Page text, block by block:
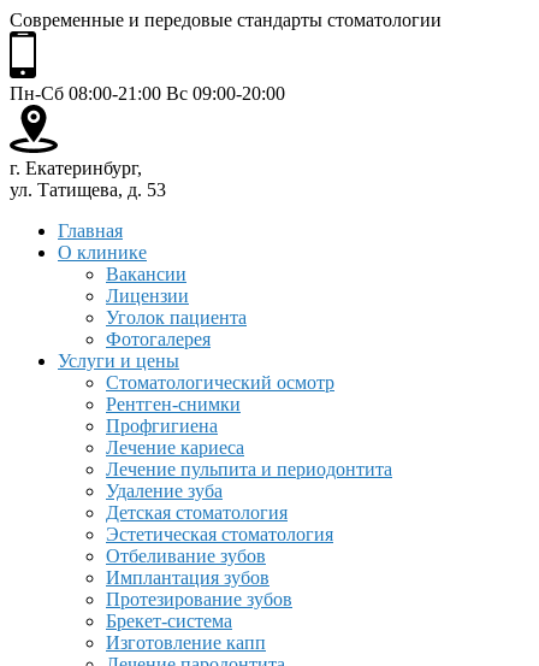
Современные и передовые стандарты стоматологии
Пн-Сб 08:00-21:00 Вс 09:00-20:00
г. Екатеринбург,
ул. Татищева, д. 53
Главная
О клинике
Вакансии
Лицензии
Уголок пациента
Фотогалерея
Услуги и цены
Стоматологический осмотр
Рентген-снимки
Профгигиена
Лечение кариеса
Лечение пульпита и периодонтита
Удаление зуба
Детская стоматология
Эстетическая стоматология
Отбеливание зубов
Имплантация зубов
Протезирование зубов
Брекет-система
Изготовление капп